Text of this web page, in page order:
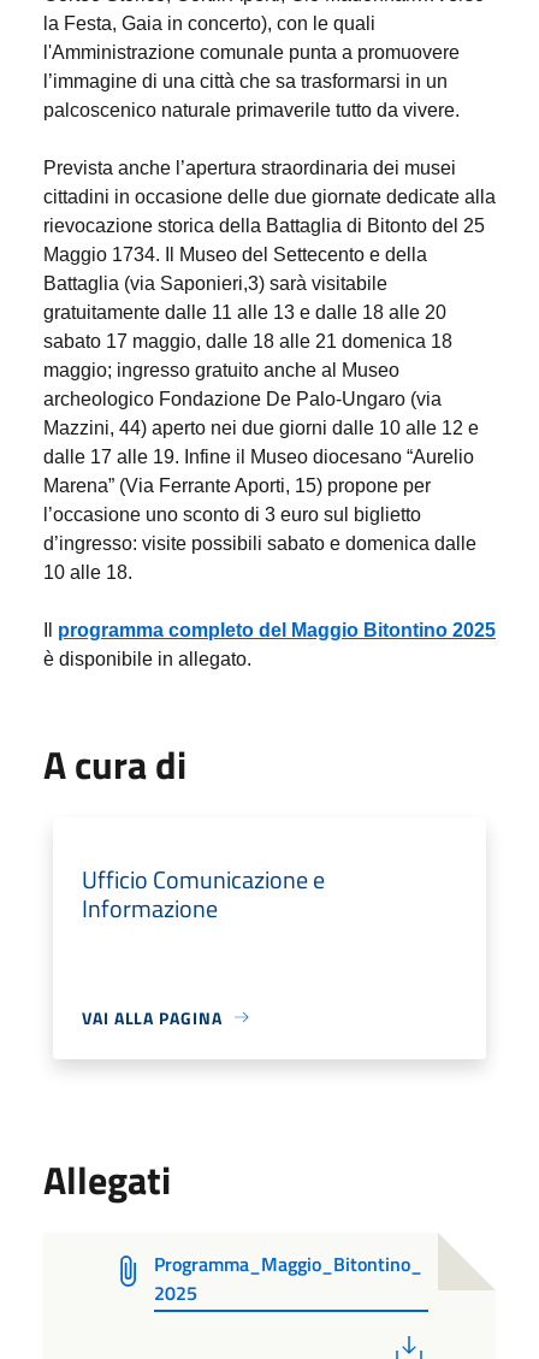
la Festa, Gaia in concerto), con le quali
l'Amministrazione comunale punta a promuovere
l’immagine di una città che sa trasformarsi in un
palcoscenico naturale primaverile tutto da vivere.
Prevista anche l’apertura straordinaria dei musei
cittadini in occasione delle due giornate dedicate alla
rievocazione storica della Battaglia di Bitonto del 25
Maggio 1734. Il Museo del Settecento e della
Battaglia (via Saponieri,3) sarà visitabile
gratuitamente dalle 11 alle 13 e dalle 18 alle 20
sabato 17 maggio, dalle 18 alle 21 domenica 18
maggio; ingresso gratuito anche al Museo
archeologico Fondazione De Palo-Ungaro (via
Mazzini, 44) aperto nei due giorni dalle 10 alle 12 e
dalle 17 alle 19. Infine il Museo diocesano “Aurelio
Marena” (Via Ferrante Aporti, 15) propone per
l’occasione uno sconto di 3 euro sul biglietto
d’ingresso: visite possibili sabato e domenica dalle
10 alle 18.
programma completo del Maggio Bitontino 2025
è disponibile in allegato.
A cura di
Ufficio Comunicazione e
Informazione
VAI ALLA PAGINA
Allegati
Programma_Maggio_Bitontino_
2025